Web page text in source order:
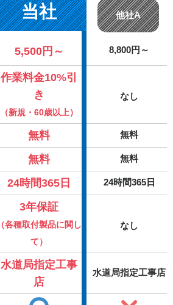
当社 他社A
5,500円～ 8,800円～
作業料金10%引
き
（新規・60歳以上）
なし
無料 無料
無料 無料
24時間365日 24時間365日
3年保証
（各種取付製品に関し
て）
なし
水道局指定工事
店
水道局指定工事店